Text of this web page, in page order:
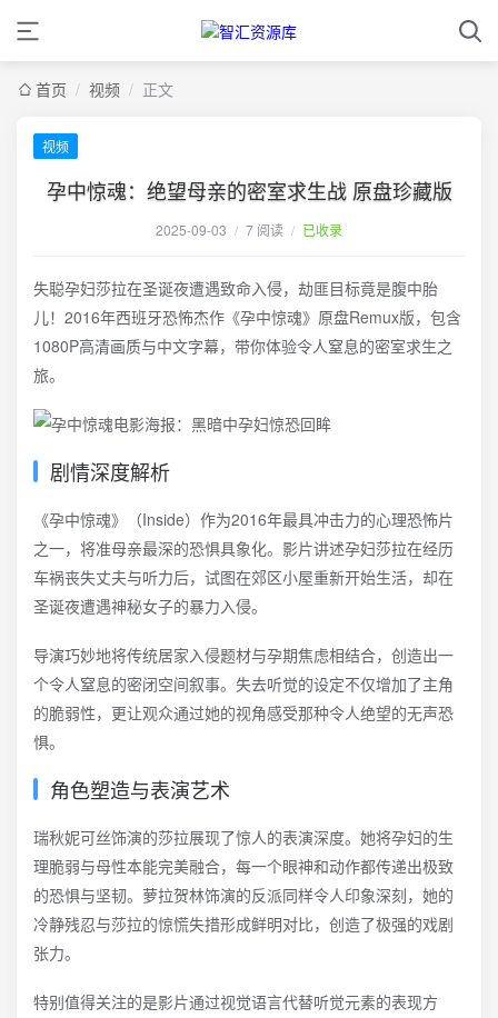
首页 / 视频 / 正文
视频
孕中惊魂：绝望母亲的密室求生战 原盘珍藏版
2025-09-03 / 7 阅读 / 已收录
失聪孕妇莎拉在圣诞夜遭遇致命入侵，劫匪目标竟是腹中胎
儿！2016年西班牙恐怖杰作《孕中惊魂》原盘Remux版，包含
1080P高清画质与中文字幕，带你体验令人窒息的密室求生之
旅。
剧情深度解析
《孕中惊魂》（Inside）作为2016年最具冲击力的心理恐怖片
之一，将准母亲最深的恐惧具象化。影片讲述孕妇莎拉在经历
车祸丧失丈夫与听力后，试图在郊区小屋重新开始生活，却在
圣诞夜遭遇神秘女子的暴力入侵。
导演巧妙地将传统居家入侵题材与孕期焦虑相结合，创造出一
个令人窒息的密闭空间叙事。失去听觉的设定不仅增加了主角
的脆弱性，更让观众通过她的视角感受那种令人绝望的无声恐
惧。
角色塑造与表演艺术
瑞秋妮可丝饰演的莎拉展现了惊人的表演深度。她将孕妇的生
理脆弱与母性本能完美融合，每一个眼神和动作都传递出极致
的恐惧与坚韧。萝拉贺林饰演的反派同样令人印象深刻，她的
冷静残忍与莎拉的惊慌失措形成鲜明对比，创造了极强的戏剧
张力。
特别值得关注的是影片通过视觉语言代替听觉元素的表现方